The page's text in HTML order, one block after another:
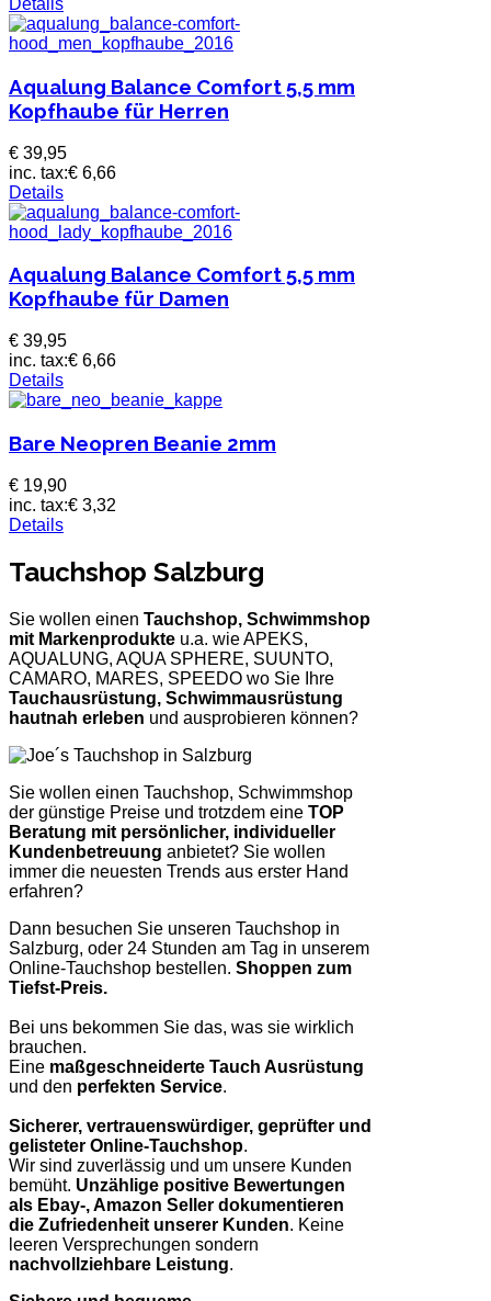
Details
Aqualung Balance Comfort 5,5 mm
Kopfhaube für Herren
€ 39,95
inc. tax:€ 6,66
Details
Aqualung Balance Comfort 5,5 mm
Kopfhaube für Damen
€ 39,95
inc. tax:€ 6,66
Details
Bare Neopren Beanie 2mm
€ 19,90
inc. tax:€ 3,32
Details
Tauchshop Salzburg
Sie wollen einen Tauchshop, Schwimmshop
mit Markenprodukte u.a. wie APEKS,
AQUALUNG, AQUA SPHERE, SUUNTO,
CAMARO, MARES, SPEEDO wo Sie Ihre
Tauchausrüstung, Schwimmausrüstung
hautnah erleben und ausprobieren können?
Sie wollen einen Tauchshop, Schwimmshop
der günstige Preise und trotzdem eine TOP
Beratung mit persönlicher, individueller
Kundenbetreuung anbietet? Sie wollen
immer die neuesten Trends aus erster Hand
erfahren?
Dann besuchen Sie unseren Tauchshop in
Salzburg, oder 24 Stunden am Tag in unserem
Online-Tauchshop bestellen. Shoppen zum
Tiefst-Preis.
Bei uns bekommen Sie das, was sie wirklich
brauchen.
Eine maßgeschneiderte Tauch Ausrüstung
und den perfekten Service.
Sicherer, vertrauenswürdiger, geprüfter und
gelisteter Online-Tauchshop.
Wir sind zuverlässig und um unsere Kunden
bemüht. Unzählige positive Bewertungen
als Ebay-, Amazon Seller dokumentieren
die Zufriedenheit unserer Kunden. Keine
leeren Versprechungen sondern
nachvollziehbare Leistung.